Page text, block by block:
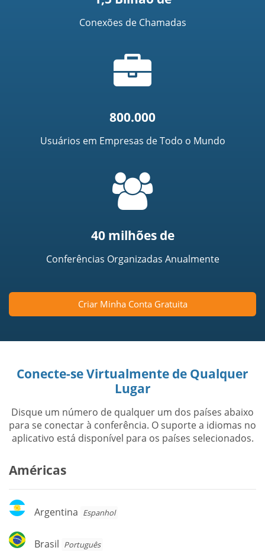
Conexões de Chamadas
de
mala
800.000
Usuários em Empresas de Todo o Mundo
40 milhões de
Conferências Organizadas Anualmente
Criar Minha Conta Gratuita
Conecte-se Virtualmente de Qualquer
Lugar
Disque um número de qualquer um dos países abaixo
para se conectar à conferência. O suporte a idiomas no
aplicativo está disponível para os países selecionados.
Américas
Argentina
Argentina Espanhol
Brasil
Brasil Português